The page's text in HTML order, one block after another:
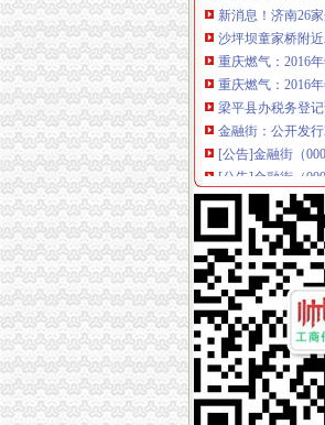
沙坪坝童家桥附
重庆燃气：2016
重庆燃气：2016
梁平县办税务登记
金融街：公开发
[公告]金融街（
[公告]金融街（
金融街：公开发
金融街：公开发
金融街：公开发
【图】沙坪坝童
古镇保护建设与
荣昌县税务登记
教你如何快速办
【重庆税务登记
重庆税务登记证申
重庆沙坪坝沙坪
巴南区营业执照申